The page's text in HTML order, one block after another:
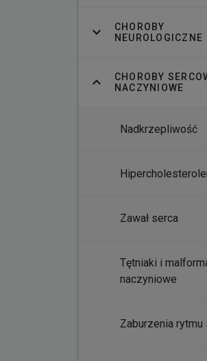
CHOROBY
NEUROLOGICZNE
CHOROBY
NACZYNIOWE
Nadkrzepliwość
Zawał serca
Tętniaki i
naczyniowe
Zaburzenia rytmu